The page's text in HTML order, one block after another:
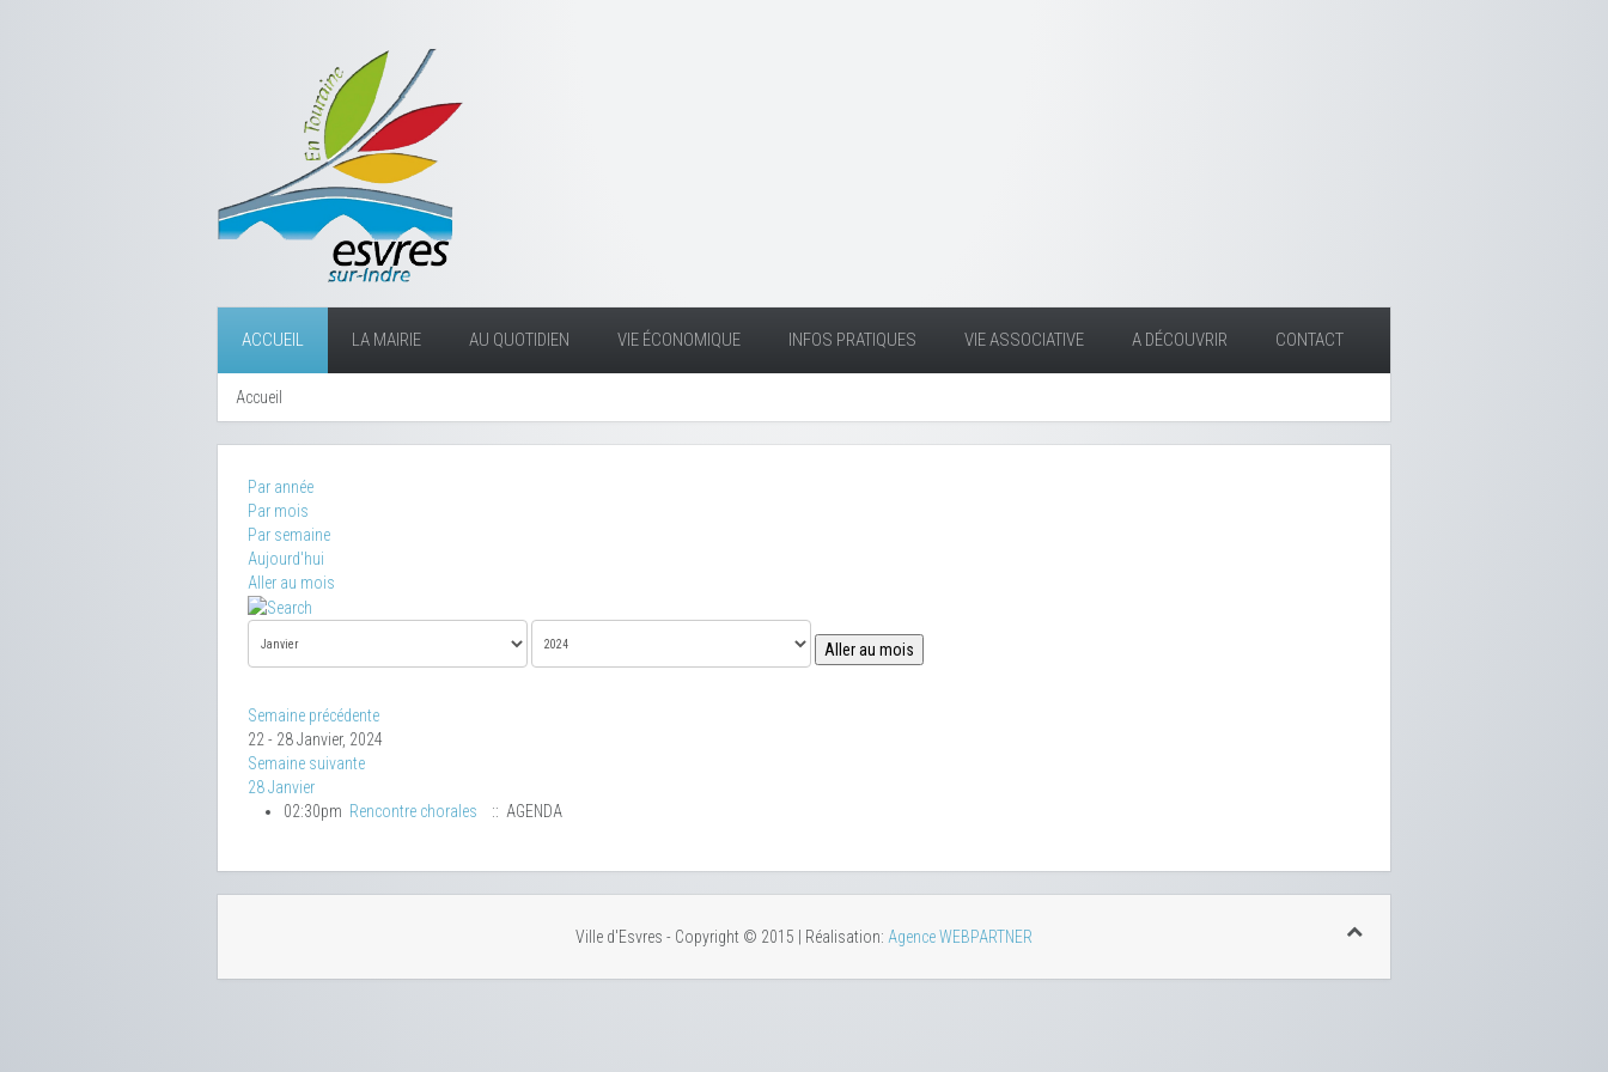
ACCUEIL LA MAIRIE AU QUOTIDIEN VIE ÉCONOMIQUE INFOS PRATIQUES VIE ASSOCIATIVE A DÉCOUVRIR CONTACT
Accueil
Par année
Par mois
Par semaine
Aujourd'hui
Aller au mois
Aller au mois
Semaine précédente
22 - 28 Janvier, 2024
Semaine suivante
28 Janvier
02:30pm Rencontre chorales :: AGENDA
Ville d'Esvres - Copyright © 2015 | Réalisation: Agence WEBPARTNER